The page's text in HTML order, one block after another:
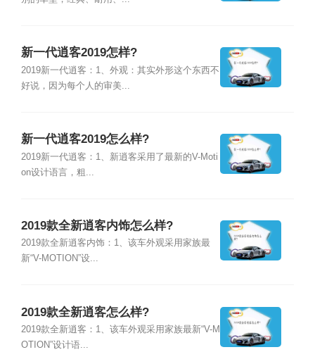
新一代逍客2019怎样?
2019新一代逍客：1、外观：其实外形这个东西不
好说，因为每个人的审美...
新一代逍客2019怎么样?
2019新一代逍客：1、新逍客采用了最新的V-Moti
on设计语言，粗...
2019款全新逍客内饰怎么样?
2019款全新逍客内饰：1、该车外观采用家族最
新“V-MOTION”设...
2019款全新逍客怎么样?
2019款全新逍客：1、该车外观采用家族最新“V-M
OTION”设计语...